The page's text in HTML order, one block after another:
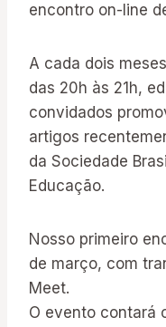
encontro on-line
A cada dois
das 20h às 21h,
convidados
artigos
da Sociedade
Educação.
Nosso primeiro
de março, com
Meet.
O evento contará